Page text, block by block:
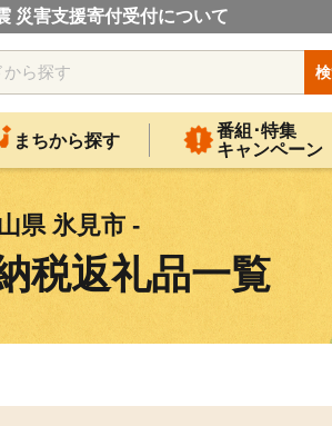
災害支援寄付受付について
まちから探す
番組･特集
キャンペーン
県 氷見市 -
税返礼品一覧